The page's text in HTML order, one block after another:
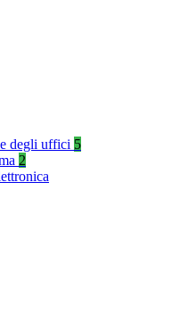
degli uffici 5
2